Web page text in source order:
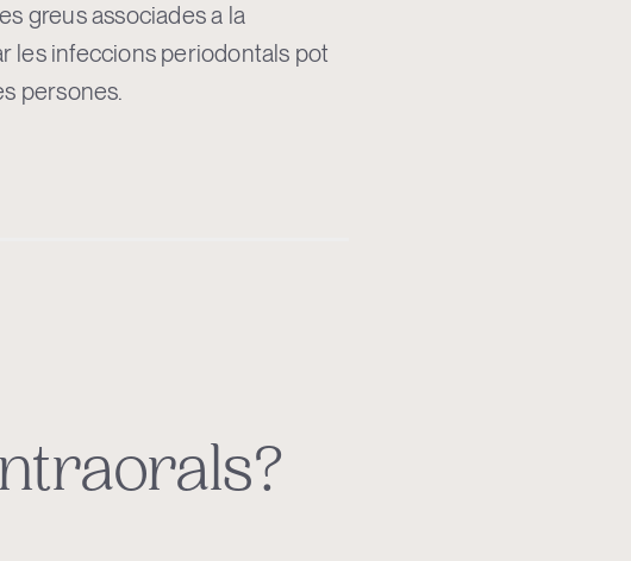
greus associades a la
les infeccions periodontals pot
persones.